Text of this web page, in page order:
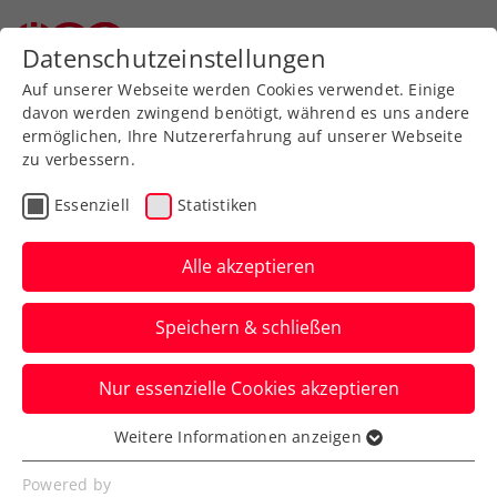
Zurück zur Newsübersicht
Turniere
ITF Osaka: Schwärzler
kämpft sich mit starken
Nerven unter die letzten
Vier
Der ÖTV-Vertragsspieler ist beim
Topturnier in Japan im Einzel weiter im
Titelrennen.
Datenschutzeinstellungen
Auf unserer Webseite werden Cookies verwendet. Einige
davon werden zwingend benötigt, während es uns andere
ermöglichen, Ihre Nutzererfahrung auf unserer Webseite
zu verbessern.
Essenziell Statistiken
Alle akzeptieren
Speichern & schließen
Nur essenzielle Cookies akzeptieren
Essenziell
Essenzielle Cookies werden für grundlegende
Weitere Informationen anzeigen
Powered by